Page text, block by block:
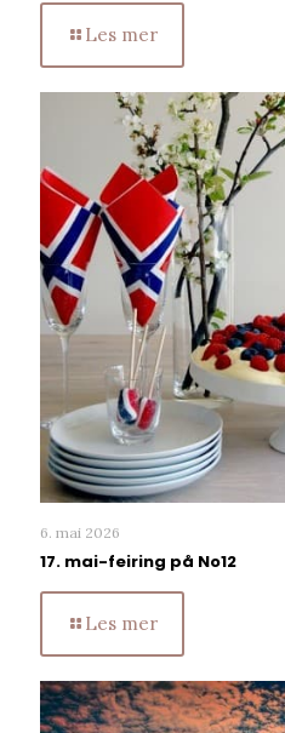
Les mer
6. mai 2026
17. mai-feiring på No12
Les mer